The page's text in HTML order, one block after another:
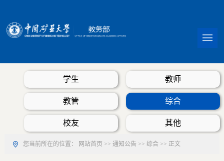
学生 教师
教管 综合
校友 其他
您当前所在的位置： 网站首页 >> 通知公告 >> 综合>> 正文